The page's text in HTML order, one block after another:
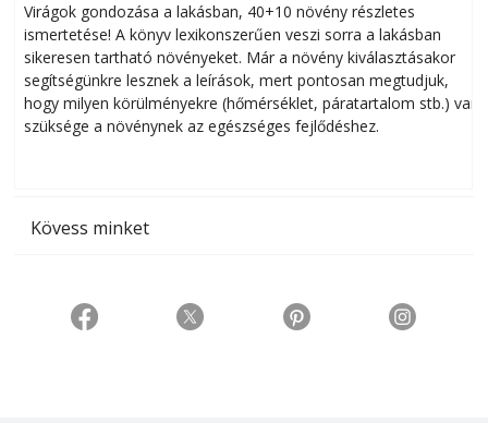
Virágok gondozása a lakásban, 40+10 növény részletes
ismertetése! A könyv lexikonszerűen veszi sorra a lakásban
sikeresen tart­ha­tó növényeket. Már a növény kiválasztásakor
segítségünkre lesznek a leírások, mert pontosan megtudjuk,
hogy milyen körülményekre (hőmérséklet, páratartalom stb.) van
szüksége a növénynek az egészséges fejlődéshez.
Kövess minket